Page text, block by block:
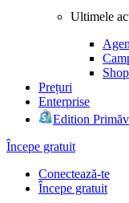
Ultimele
Prețuri
Enterprise
Edition
Începe gratuit
Conectează-te
Începe gratuit